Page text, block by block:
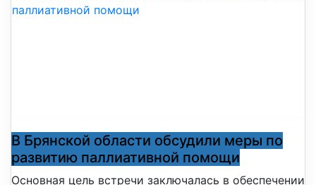
В Брянской области обсудили меры по
развитию паллиативной помощи
Основная цель встречи заключалась в обеспечении